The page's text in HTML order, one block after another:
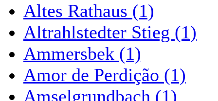
Altes Rathaus (1)
Altrahlstedter Stieg (1)
Ammersbek (1)
Amor de Perdição (1)
Amselgrundbach (1)